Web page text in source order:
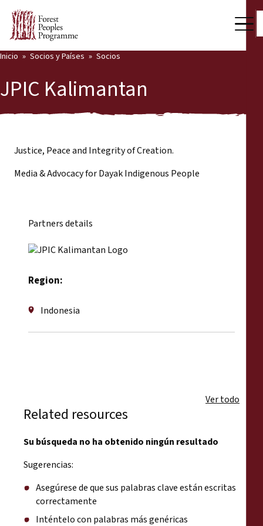
Sala de prensa
Apóyenos
Nuestro trabajo
Voces comunitarias
Socios y Países
Back
Socios y Países
Socios
Últimas noticias
Publicaciones y recursos
Inicio Socios y Países Socios
JPIC Kalimantan
Justice, Peace and Integrity of Creation.
Media & Advocacy for Dayak Indigenous People
Partners details
Region:
Indonesia
Related resources
Ver todo
Su búsqueda no ha obtenido ningún resultado
Sugerencias:
Asegúrese de que sus palabras clave están escritas
correctamente
Inténtelo con palabras más genéricas